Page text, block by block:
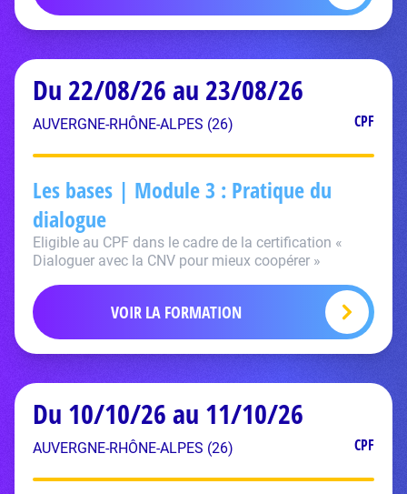
Du 22/08/26 au 23/08/26
AUVERGNE-RHÔNE-ALPES (26) CPF
Les bases | Module 3 : Pratique du
dialogue
Eligible au CPF dans le cadre de la certification «
Dialoguer avec la CNV pour mieux coopérer »
VOIR LA FORMATION
Du 10/10/26 au 11/10/26
AUVERGNE-RHÔNE-ALPES (26) CPF